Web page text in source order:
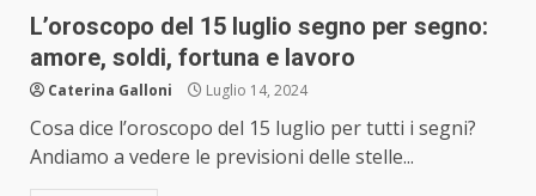
L’oroscopo del 15 luglio segno per segno:
amore, soldi, fortuna e lavoro
Caterina Galloni Luglio 14, 2024
Cosa dice l’oroscopo del 15 luglio per tutti i segni?
Andiamo a vedere le previsioni delle stelle...